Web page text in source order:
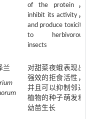
of the protein，
inhibit its activity，
and produce toxicity
to herbivorous
insects
兰
对甜菜夜蛾表现出
强效的拒食活性，
并且可以抑制邻近
植物的种子萌发和
幼苗生长